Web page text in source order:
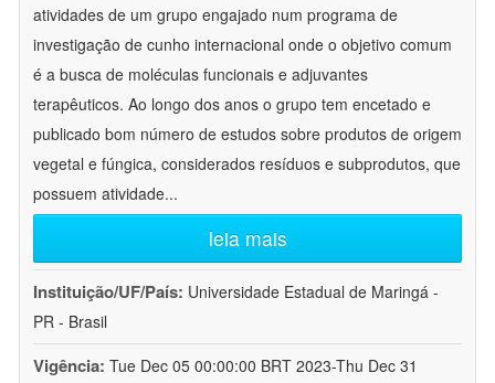
atividades de um grupo engajado num programa de
investigação de cunho internacional onde o objetivo comum
é a busca de moléculas funcionais e adjuvantes
terapêuticos. Ao longo dos anos o grupo tem encetado e
publicado bom número de estudos sobre produtos de origem
vegetal e fúngica, considerados resíduos e subprodutos, que
possuem atividade...
leia mais
Instituição/UF/País: Universidade Estadual de Maringá -
PR - Brasil
Vigência: Tue Dec 05 00:00:00 BRT 2023-Thu Dec 31